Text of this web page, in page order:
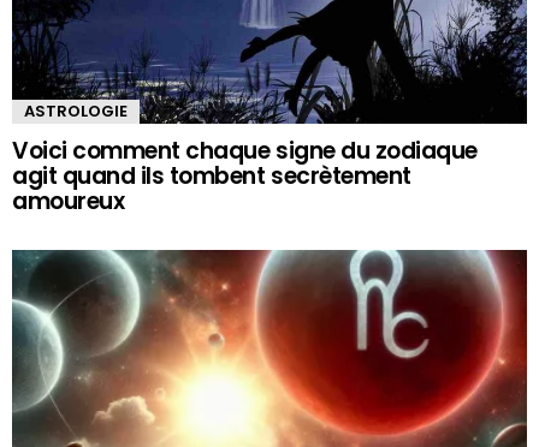
ASTROLOGIE
Voici comment chaque signe du zodiaque
agit quand ils tombent secrètement
amoureux